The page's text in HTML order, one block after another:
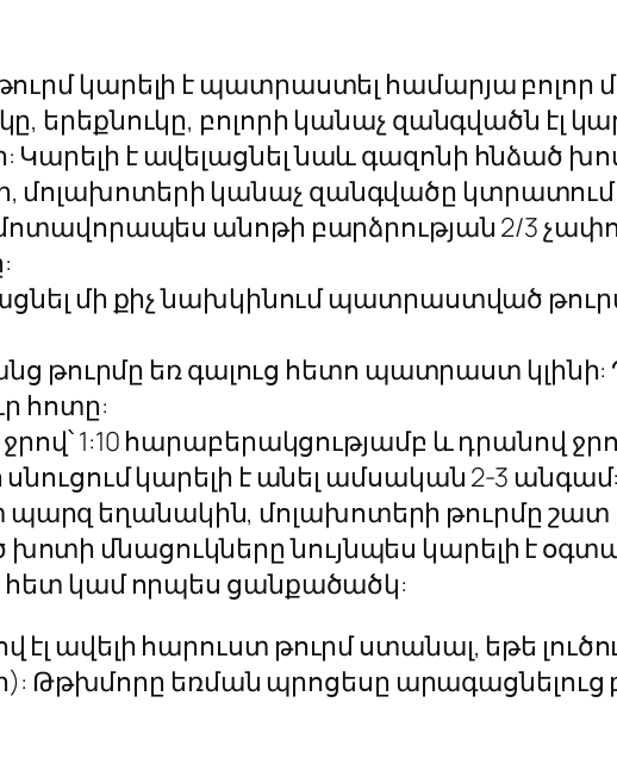
կարելի է պատրաստել համարյա բոլոր
երեքնուկը, բոլորի կանաչ զանգվածն էլ
է ավելացնել նաև գազոնի հնձած
մոլախոտերի կանաչ զանգվածը կտրատում
անոթի բարձրության 2/3
մի քիչ նախկինում պատրաստված
թուրմը եռ գալուց հետո պատրաստ
հոտը:
1:10 հարաբերակցությամբ և դրանով
կարելի է անել ամսական 2-3 անգամ:
եղանակին, մոլախոտերի թուրմը շատ
մնացուկները նույնպես կարելի է
հետ կամ որպես ցանքածածկ:
ավելի հարուստ թուրմ ստանալ, եթե
Թթխմորը եռման պրոցեսը